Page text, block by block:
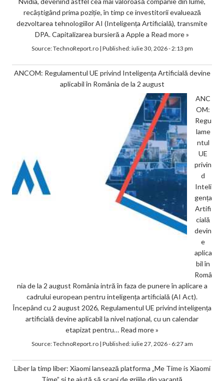
recâștigând prima poziție, în timp ce investitorii evaluează
dezvoltarea tehnologiilor AI (Inteligența Artificială), transmite
DPA. Capitalizarea bursieră a Apple a Read more »
Source:TechnoReport.ro| Published:iulie 30, 2026 - 2:13 pm
ANCOM: Regulamentul UE privind Inteligența Artificială devine
aplicabil în România de la 2 august
ANC
OM:
Regu
lame
ntul
UE
privin
d
Inteli
gența
Artifi
cială
devin
e
aplica
bil în
Româ
nia de la 2 august România intră în faza de punere în aplicare a
cadrului european pentru inteligența artificială (AI Act).
Începând cu 2 august 2026, Regulamentul UE privind inteligența
artificială devine aplicabil la nivel național, cu un calendar
etapizat pentru… Read more »
Source:TechnoReport.ro| Published:iulie 27, 2026 - 6:27 am
Liber la timp liber: Xiaomi lansează platforma „Me Time is Xiaomi
Time” și te ajută să scapi de grijile din vacanță